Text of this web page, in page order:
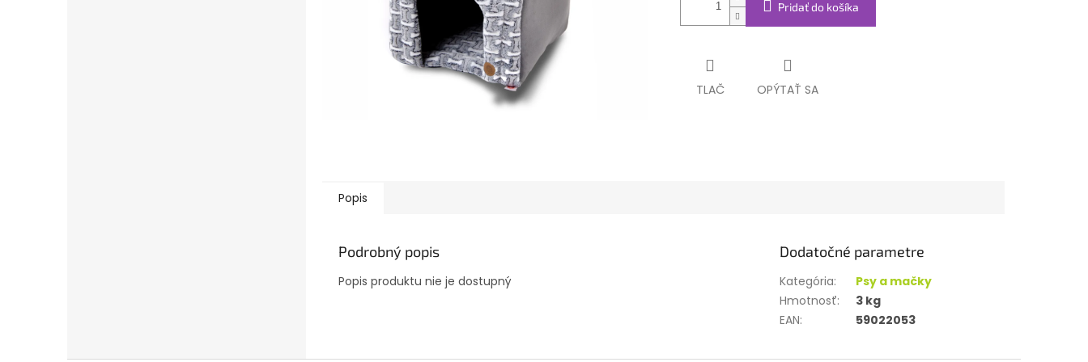
Pridať do košíka
TLAČ OPÝTAŤ SA
Popis
Podrobný popis
Popis produktu nie je dostupný
Dodatočné parametre
Kategória:
Psy a mačky
Hmotnosť:
3 kg
EAN: 59022053